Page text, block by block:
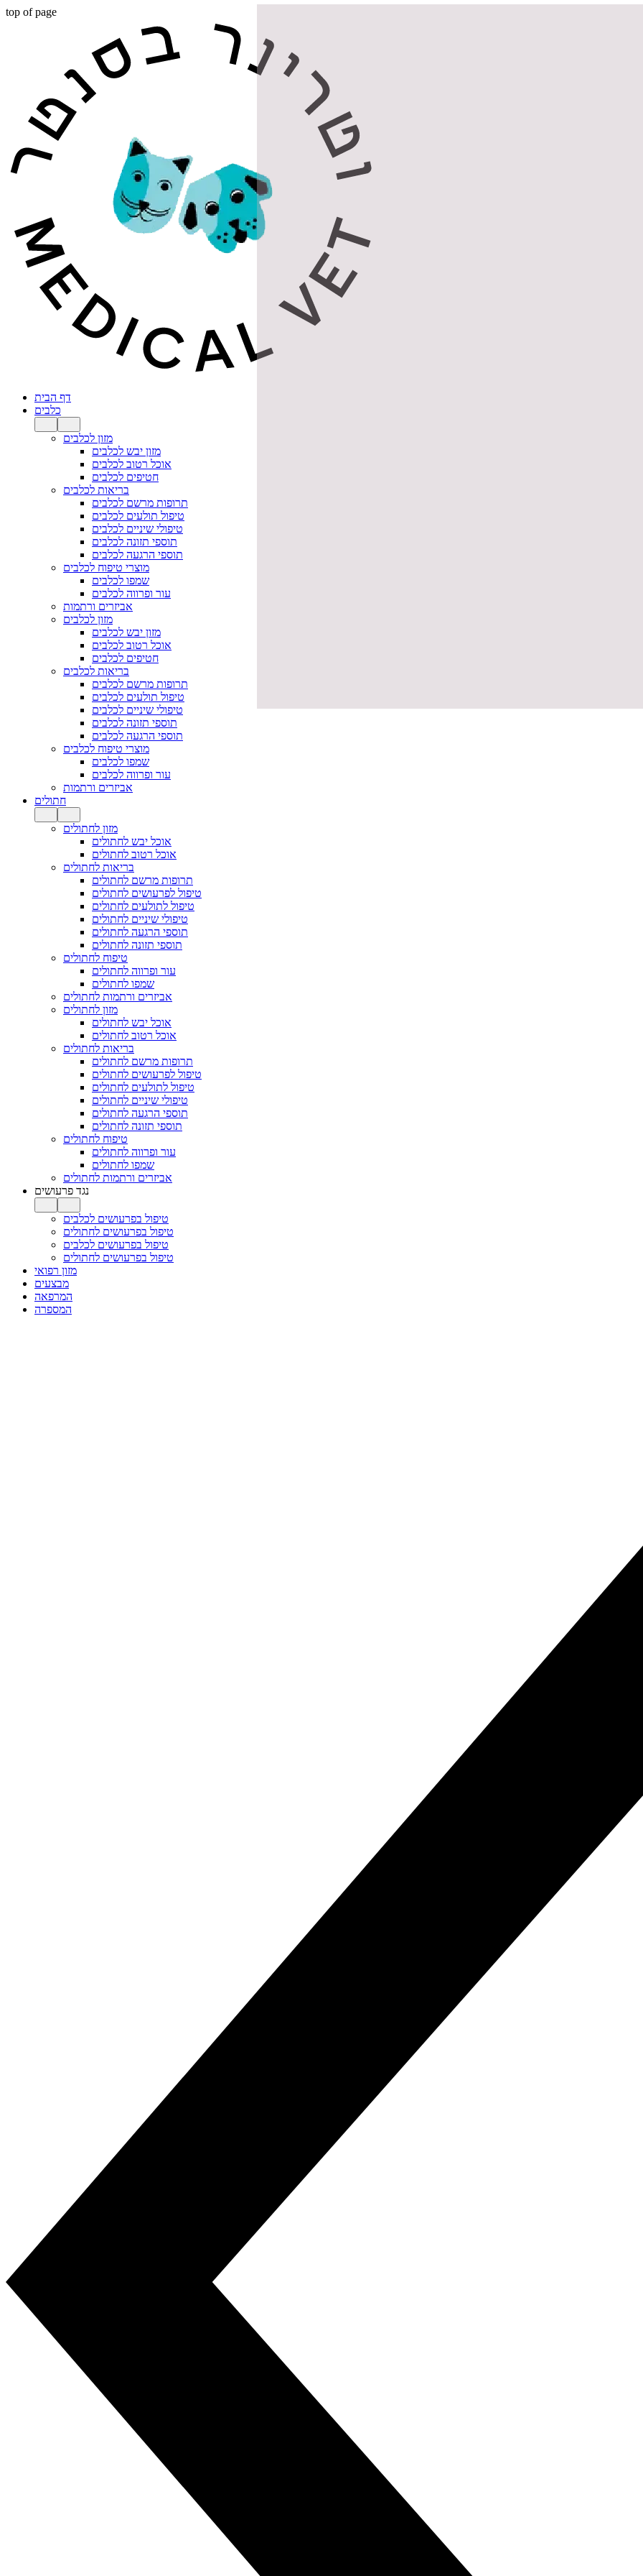
top of page
דף הבית
כלבים
מזון לכלבים
מזון יבש לכלבים
אוכל רטוב לכלבים
חטיפים לכלבים
בריאות לכלבים
תרופות מרשם לכלבים
טיפול תולעים לכלבים
טיפולי שיניים לכלבים
תוספי תזונה לכלבים
תוספי הרגעה לכלבים
מוצרי טיפוח לכלבים
שמפו לכלבים
עור ופרווה לכלבים
אביזרים ורתמות
מזון לכלבים
מזון יבש לכלבים
אוכל רטוב לכלבים
חטיפים לכלבים
בריאות לכלבים
תרופות מרשם לכלבים
טיפול תולעים לכלבים
טיפולי שיניים לכלבים
תוספי תזונה לכלבים
תוספי הרגעה לכלבים
מוצרי טיפוח לכלבים
שמפו לכלבים
עור ופרווה לכלבים
אביזרים ורתמות
חתולים
מזון לחתולים
אוכל יבש לחתולים
אוכל רטוב לחתולים
בריאות לחתולים
תרופות מרשם לחתולים
טיפול לפרעושים לחתולים
טיפול לתולעים לחתולים
טיפולי שיניים לחתולים
תוספי הרגעה לחתולים
תוספי תזונה לחתולים
טיפוח לחתולים
עור ופרווה לחתולים
שמפו לחתולים
אביזרים ורתמות לחתולים
מזון לחתולים
אוכל יבש לחתולים
אוכל רטוב לחתולים
בריאות לחתולים
תרופות מרשם לחתולים
טיפול לפרעושים לחתולים
טיפול לתולעים לחתולים
טיפולי שיניים לחתולים
תוספי הרגעה לחתולים
תוספי תזונה לחתולים
טיפוח לחתולים
עור ופרווה לחתולים
שמפו לחתולים
אביזרים ורתמות לחתולים
נגד פרעושים
טיפול בפרעושים לכלבים
טיפול בפרעושים לחתולים
טיפול בפרעושים לכלבים
טיפול בפרעושים לחתולים
מזון רפואי
מבצעים
המרפאה
המספרה